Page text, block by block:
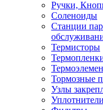
Ручки,
Соленоиды
Станции
Термисторы
Тормозные
Узлы
Уплотнители